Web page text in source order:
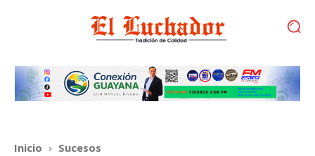
Inicio Sucesos